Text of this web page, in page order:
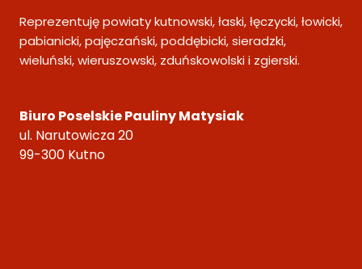
Reprezentuję powiaty kutnowski, łaski, łęczycki, łowicki,
pabianicki, pajęczański, poddębicki, sieradzki,
wieluński, wieruszowski, zduńskowolski i zgierski.
Biuro Poselskie Pauliny Matysiak
ul. Narutowicza 20
99-300 Kutno